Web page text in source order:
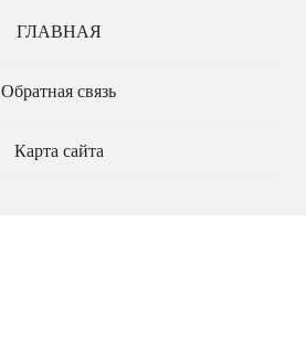
ГЛАВНАЯ
Обратная связь
Карта сайта